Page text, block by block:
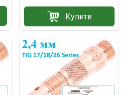
Купити